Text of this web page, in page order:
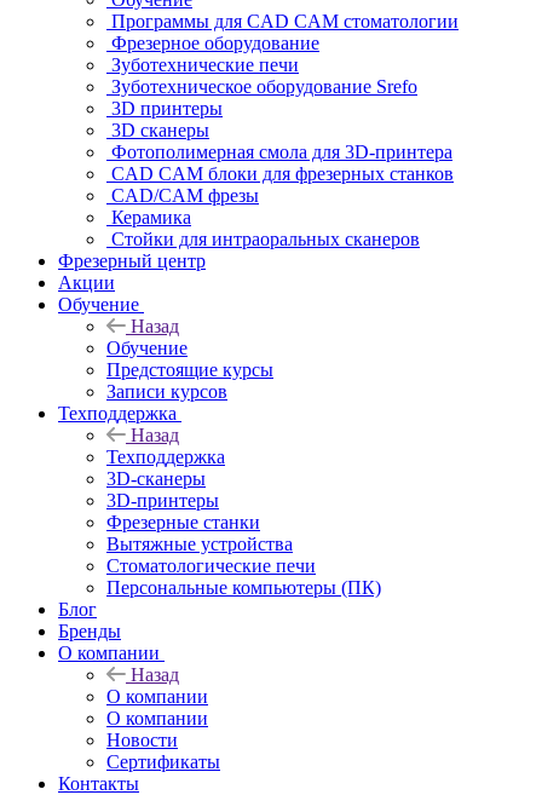
Программы для CAD CAM стоматологии
Фрезерное оборудование
Зуботехнические печи
Зуботехническое оборудование Srefo
3D принтеры
3D сканеры
Фотополимерная смола для 3D-принтера
CAD CAM блоки для фрезерных станков
CAD/CAM фрезы
Керамика
Стойки для интраоральных сканеров
Фрезерный центр
Акции
Обучение
Назад
Обучение
Предстоящие курсы
Записи курсов
Техподдержка
Назад
Техподдержка
3D-сканеры
3D-принтеры
Фрезерные станки
Вытяжные устройства
Стоматологические печи
Персональные компьютеры (ПК)
Блог
Бренды
О компании
Назад
О компании
О компании
Новости
Сертификаты
Контакты